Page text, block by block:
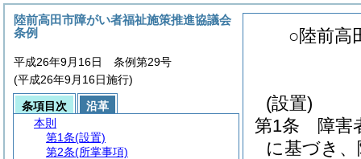
○陸前高
(設置)
第1条
障害
に基づき
陸前高田市障がい者福祉施策推進協議会
条例
平成26年9月16日 条例第29号
(平成26年9月16日施行)
条項目次
沿革
本則
第1条(設置)
第2条(所掌事項)